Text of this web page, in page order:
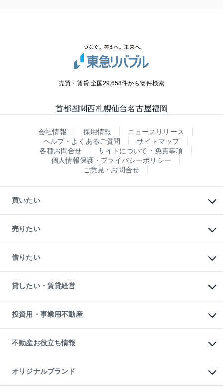
売買・賃貸 全国29,658件から物件検索
首都圏関西札幌仙台名古屋福岡
会社情報 採用情報
ニュースリリース
ヘルプ・よくあるご質問
サイトマップ
各種お問合せ
サイトについて・免責事項
個人情報保護・プライバシーポリシー
ご意見・お問合せ
買いたい
新築・分譲マンションの購入
中古マンションの購入
一戸建ての購入
中古一戸建ての購入
不動産購入の流れ
注目キーワード物件特集
購入ガイド
English 繁体中文簡体中文
売りたい
一戸建ての売却・査定
土地の売却・査定
スピードAI査定
不動産査定について
不動産売却の流れ
不動産買換えの流れ
売却ガイド
借りたい
オフィス・店舗の賃貸
借りるときの流れ
借りるガイド
貸したい・賃貸経営
マンション賃料データ
賃貸管理プラン
リロケーションについて
貸すガイド
投資用・事業用不動産
事業用不動産
マンション投資
投資用マンション
アパート経営
不動産お役立ち情報
マンションライブラリー
人気マンションランキング
暮らしに役立つ不動産メディア
オリジナルブランド